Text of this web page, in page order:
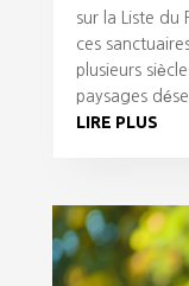
sur la Liste du
ces
plusieurs
paysages
LIRE PLUS